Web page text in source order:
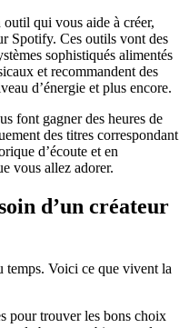
qui vous aide à créer,
Spotify. Ces outils vont des
sophistiqués alimentés
et recommandent des
d’énergie et plus encore.
font gagner des heures de
des titres correspondant
d’écoute et en
vous allez adorer.
d’un créateur
temps. Voici ce que vivent la
pour trouver les bons choix